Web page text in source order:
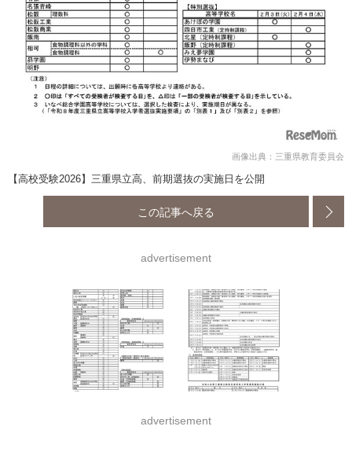
画像出典：三重県教育委員会
【高校受験2026】三重県立高、前期選抜の実施日を公開
この記事へ戻る
advertisement
advertisement